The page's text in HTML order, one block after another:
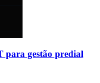
para gestão predial